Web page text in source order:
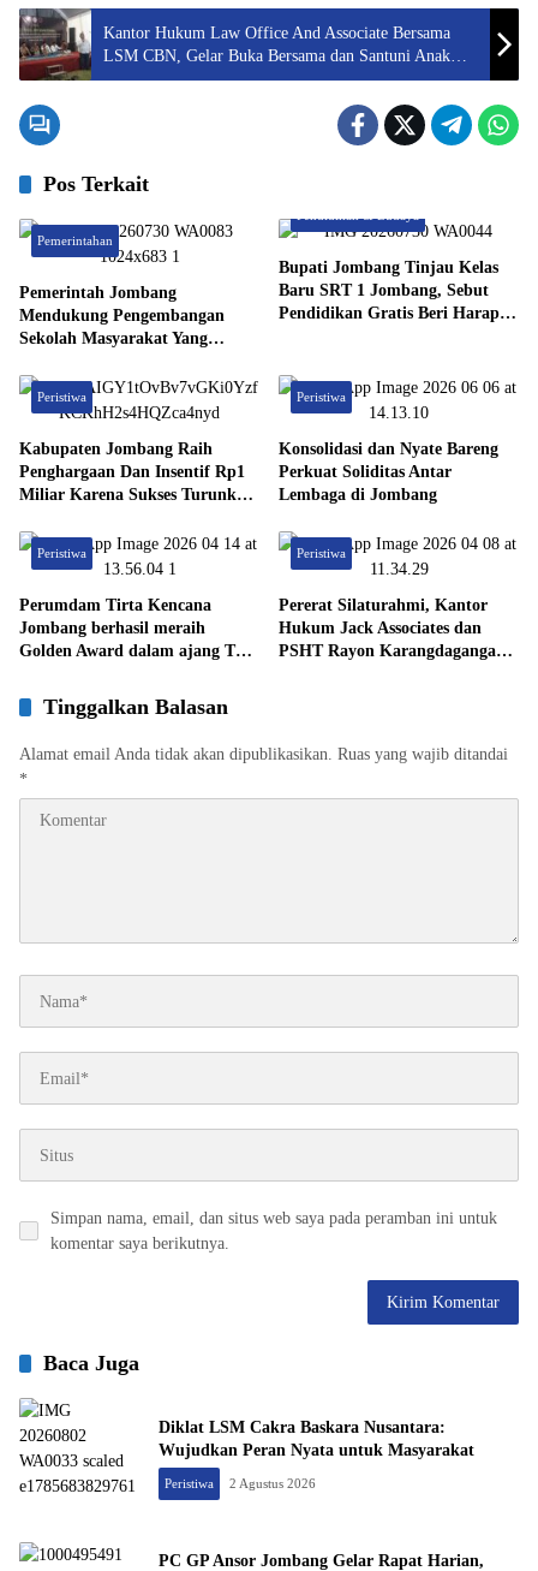
Kantor Hukum Law Office And Associate Bersama
LSM CBN, Gelar Buka Bersama dan Santuni Anak
Yatim
Pos Terkait
Pemerintahan
Pemerintah Jombang
Mendukung Pengembangan
Sekolah Masyarakat Yang
Hibahkan 6,3 Hektar Untuk
Sekolah Rakyat Terintegritas 1
Bupati Jombang Tinjau Kelas
Baru SRT 1 Jombang, Sebut
Pendidikan Gratis Beri Harapan
Peristiwa
Kabupaten Jombang Raih
Penghargaan Dan Insentif Rp1
Miliar Karena Sukses Turunkan
Peristiwa
Konsolidasi dan Nyate Bareng
Perkuat Soliditas Antar
Lembaga di Jombang
Peristiwa
Perumdam Tirta Kencana
Jombang berhasil meraih
Golden Award dalam ajang TOP
konsistensi kinerja serta
komitmen terhadap inovasi yang
Peristiwa
Pererat Silaturahmi, Kantor
Hukum Jack Associates dan
PSHT Rayon Karangdagangan
Tinggalkan Balasan
Alamat email Anda tidak akan dipublikasikan. Ruas yang wajib ditandai
*
Simpan nama, email, dan situs web saya pada peramban ini untuk
komentar saya berikutnya.
Baca Juga
Diklat LSM Cakra Baskara Nusantara:
Wujudkan Peran Nyata untuk Masyarakat
Peristiwa 2 Agustus 2026
PC GP Ansor Jombang Gelar Rapat Harian,